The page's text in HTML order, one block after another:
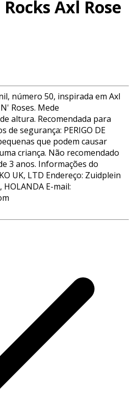
Axl Rose
número 50, inspirada em Axl
Roses. Mede
altura. Recomendada para
de segurança: PERIGO DE
que podem causar
criança. Não recomendado
3 anos. Informações do
UK, LTD Endereço: Zuidplein
HOLANDA E-mail: